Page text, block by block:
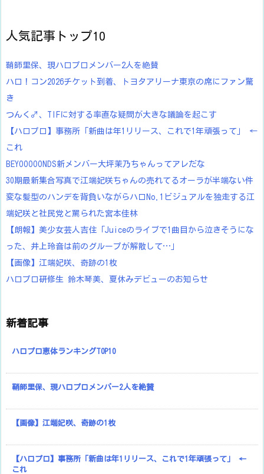
人気記事トップ10
鞘師里保、現ハロプロメンバー2人を絶賛
ハロ！コン2026チケット到着、トヨタアリーナ東京の席にファン驚
き
つんく♂、TIFに対する率直な疑問が大きな議論を起こす
【ハロプロ】事務所「新曲は年1リリース、これで1年頑張って」 ←
これ
BEYOOOOONDS新メンバー大坪茉乃ちゃんってアレだな
30期最新集合写真で江端妃咲ちゃんの売れてるオーラが半端ない件
変な髪型のハンデを背負いながらハロNo.1ビジュアルを独走する江
端妃咲と社民党と罵られた宮本佳林
【朗報】美少女芸人吉住「Juiceのライブで1曲目から泣きそうにな
った、井上玲音は前のグループが解散して…」
【画像】江端妃咲、奇跡の1枚
ハロプロ研修生 鈴木琴美、夏休みデビューのお知らせ
新着記事
ハロプロ恵体ランキングTOP10
鞘師里保、現ハロプロメンバー2人を絶賛
【画像】江端妃咲、奇跡の1枚
【ハロプロ】事務所「新曲は年1リリース、これで1年頑張って」 ←
これ